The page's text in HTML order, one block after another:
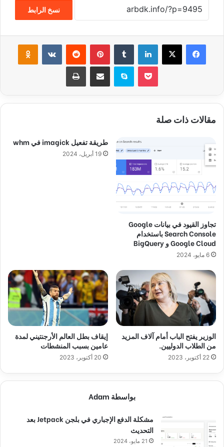
نسخ الرابط
فيسبوك لينكدإن بينتيريست
سكايب
مقالات ذات صلة
تجاوز القيود في بيانات Google
Search Console باستخدام
Google Cloud و BigQuery
6 مايو، 2024
طريقة تفعيل imagick في whm
19 أبريل، 2024
الوزير يفتح الباب أمام آلاف المزيد
من الطلاب الدوليين.
22 أكتوبر، 2023
إيقاف بطل العالم الأرجنتيني لمدة
عامين بسبب المنشطات
20 أكتوبر، 2023
بواسطة Adam
مشكلة الدفع الإجباري في بلجن Jetpack بعد
التحديث
21 مايو، 2024